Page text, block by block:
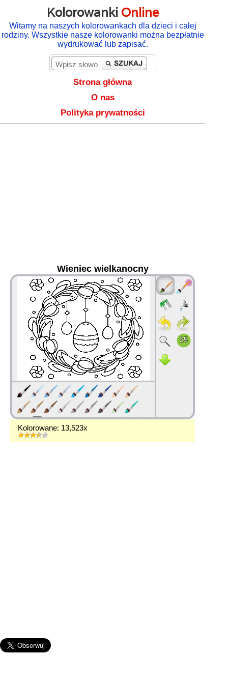
Kolorowanki Online
Witamy na naszych kolorowankach dla dzieci i całej
rodziny. Wszystkie nasze kolorowanki można bezpłatnie
wydrukować lub zapisać.
Strona główna
O nas
Polityka prywatności
Wieniec wielkanocny
Kolorowane: 13,523x